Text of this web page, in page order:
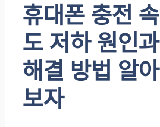
휴대폰 충전 속
도 저하 원인과
해결 방법 알아
보자